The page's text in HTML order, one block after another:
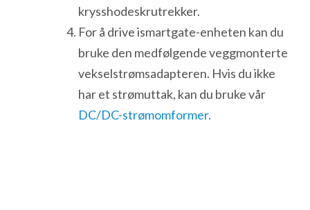
krysshodeskrutrekker.
For å drive ismartgate-enheten kan du
bruke den medfølgende veggmonterte
vekselstrømsadapteren. Hvis du ikke
har et strømuttak, kan du bruke vår
DC/DC-strømomformer.